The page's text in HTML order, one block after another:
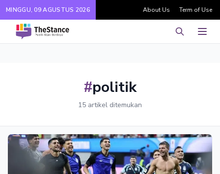
MINGGU, 09 AGUSTUS 2026 About Us Term of Use
Pencarian
#politik
15 artikel ditemukan